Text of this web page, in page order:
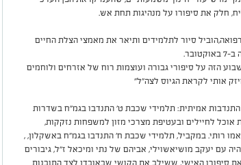
חלק את סיפורו על מנהיגות תחת אש.
סיור לתלמידים ותיאר את מאמצי הצלת החיים
הזה על סיפורי גבורה ועוצמות רוח של אזרחים ולוחמים
אותי לקראת הגיוס לצה"ל"
התנדבות אמיתית: תלמידי שכבת ט' התנדבו בגמ"ח בשדרות
אוכל לחיילים ובעטיפת מצרכי מזון למשפחות נזקקות,
רותי. במקביל, תלמידי שכבת ח' התנדבו בגמ"ח באשקלון, ,
עם יעקב מושיאשוילי, אביהם של נתי ומיכאל ז"ל, גיבורים
סיפורו האישי, ששילב את הקושי שבאובדן לצד התובנות